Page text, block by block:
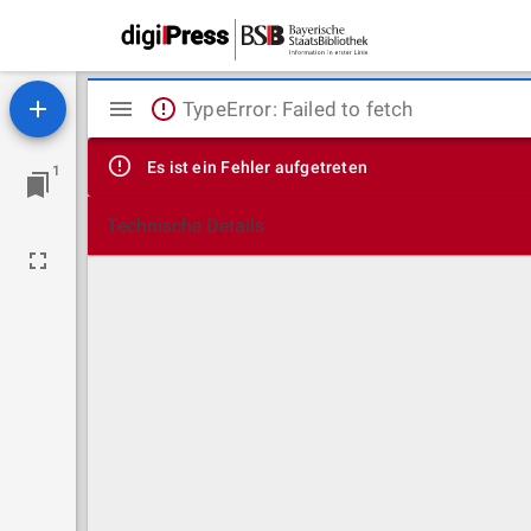
1
Mirador
Viewer
TypeError: Failed to fetch
Es ist ein Fehler aufgetreten
Technische Details